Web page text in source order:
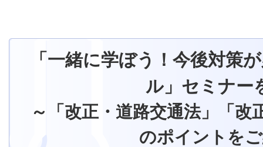
「一緒に学ぼう！今後対策
ル」セミナー
～「改正・道路交通法」「改
のポイントを